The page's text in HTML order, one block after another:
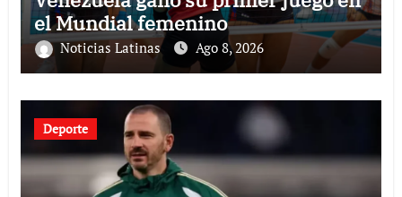
el Mundial femenino
Noticias Latinas Ago 8, 2026
Deporte